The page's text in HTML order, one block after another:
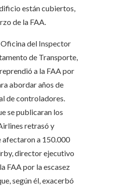
están cubiertos,
de la FAA.
Oficina del Inspector
de Transporte,
a la FAA por
abordar años de
de controladores.
se publicaran los
retrasó y
afectaron a 150.000
director ejecutivo
FAA por la escasez
según él, exacerbó